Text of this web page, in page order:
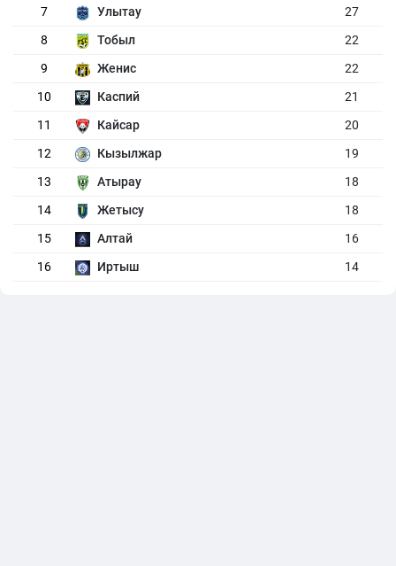
7
Улытау
27
8
Тобыл
22
9
Женис
22
10
Каспий
21
11
Кайсар
20
12
Кызылжар
19
13
Атырау
18
14
Жетысу
18
15
Алтай
16
16
Иртыш 14